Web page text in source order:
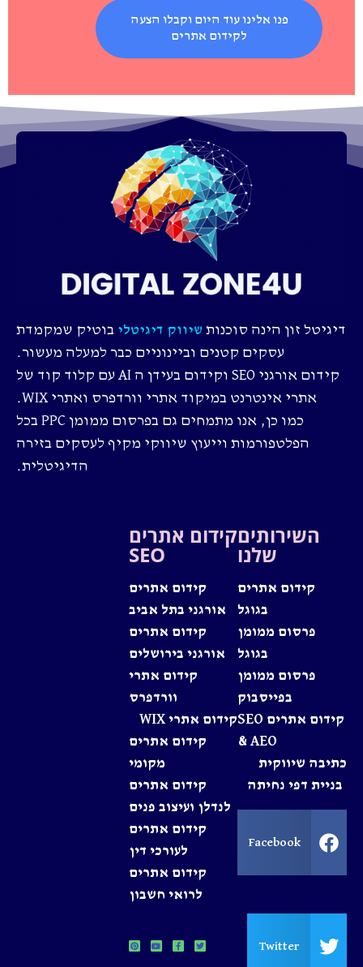
פנו אלינו עוד היום וקבלו הצעה
לקידום אתרים
דיגיטל זון הינה סוכנות שיווק דיגיטלי בוטיק שמקמדת
עסקים קטנים וביינוניים כבר למעלה מעשור.
קידום אורגני SEO וקידום בעידן ה AI עם קלוד קוד של
אתרי אינטרנט במיקוד אתרי וורדפרס ואתרי WIX.
כמו כן, אנו מתמחים גם בפרסום ממומן PPC בכל
הפלטפורמות וייעוץ שיווקי מקיף לעסקים בזירה
הדיגיטלית.
השירותים
שלנו
קידום אתרים
בגוגל
פרסום ממומן
בגוגל
פרסום ממומן
בפייסבוק
קידום אתרים SEO
& AEO
כתיבה שיווקית
בניית דפי נחיתה
Facebook
Twitter
קידום אתרים
SEO
קידום אתרים
אורגני בתל אביב
קידום אתרים
אורגני בירושלים
קידום אתרי
וורדפרס
קידום אתרי WIX
קידום אתרים
מקומי
קידום אתרים
לנדלן ועיצוב פנים
קידום אתרים
לעורכי דין
קידום אתרים
לרואי חשבון